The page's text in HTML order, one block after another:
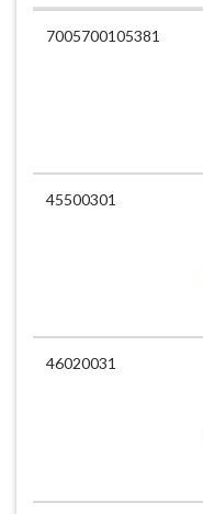
7005700105381
45500301
46020031